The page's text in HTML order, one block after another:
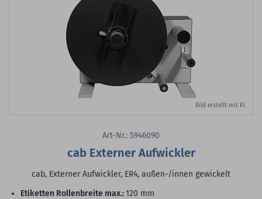
Bild erstellt mit KI
Art-Nr.: 5946090
cab Externer Aufwickler
cab, Externer Aufwickler, ER4, außen-/innen gewickelt
Etiketten Rollenbreite max.:120 mm